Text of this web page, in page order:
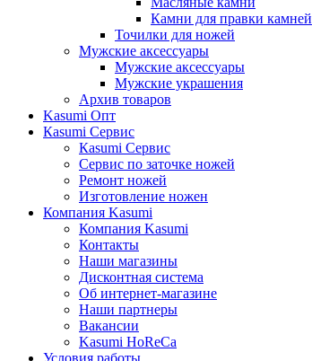
Камни для правки камней
Точилки для ножей
Мужские аксессуары
Мужские аксессуары
Мужские украшения
Архив товаров
Kasumi Опт
Кasumi Сервис
Кasumi Сервис
Сервис по заточке ножей
Ремонт ножей
Изготовление ножен
Компания Kasumi
Компания Kasumi
Контакты
Наши магазины
Дисконтная система
Об интернет-магазине
Наши партнеры
Вакансии
Kasumi HoReCa
Условия работы